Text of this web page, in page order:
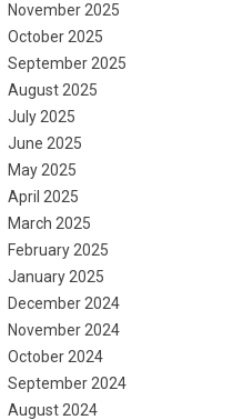
November 2025
October 2025
September 2025
August 2025
July 2025
June 2025
May 2025
April 2025
March 2025
February 2025
January 2025
December 2024
November 2024
October 2024
September 2024
August 2024